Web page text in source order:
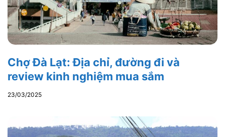
Chợ Đà Lạt: Địa chỉ, đường đi và
review kinh nghiệm mua sắm
23/03/2025